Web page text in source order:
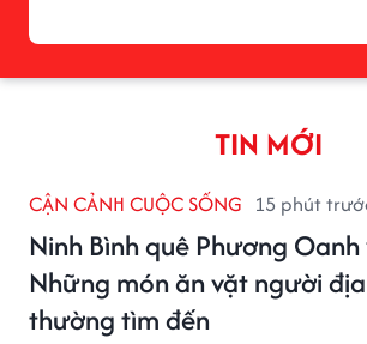
TIN MỚI
CẬN CẢNH CUỘC SỐNG 15 phút
Ninh Bình quê Phương
Những món ăn vặt người
thường tìm đến